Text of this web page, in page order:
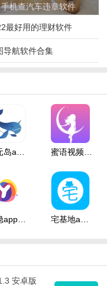
用户都经过严格的审查和
平台，快手飞船APP与
时聊天，也可创建私圈聊
阶段。
手机查汽车违章软件
最好用的理财软件
导航软件合集
安卓版